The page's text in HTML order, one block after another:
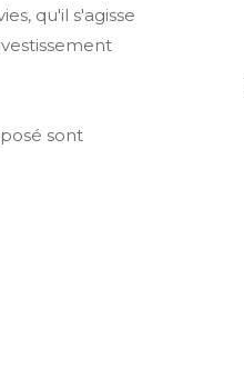
qu'il s'agisse
sont